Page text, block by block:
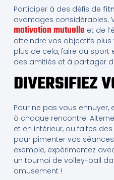
Participer à des défis de
avantages considérables.
motivation mutuelle et de
atteindre vos objectifs plus
plus de cela, faire du sport
des amitiés et à partager
DIVERSIFIEZ
Pour ne pas vous ennuyer,
à chaque rencontre.
et en intérieur, ou faites
pour pimenter vos
exemple, expérimentez
un tournoi de volley-ball
amusement !